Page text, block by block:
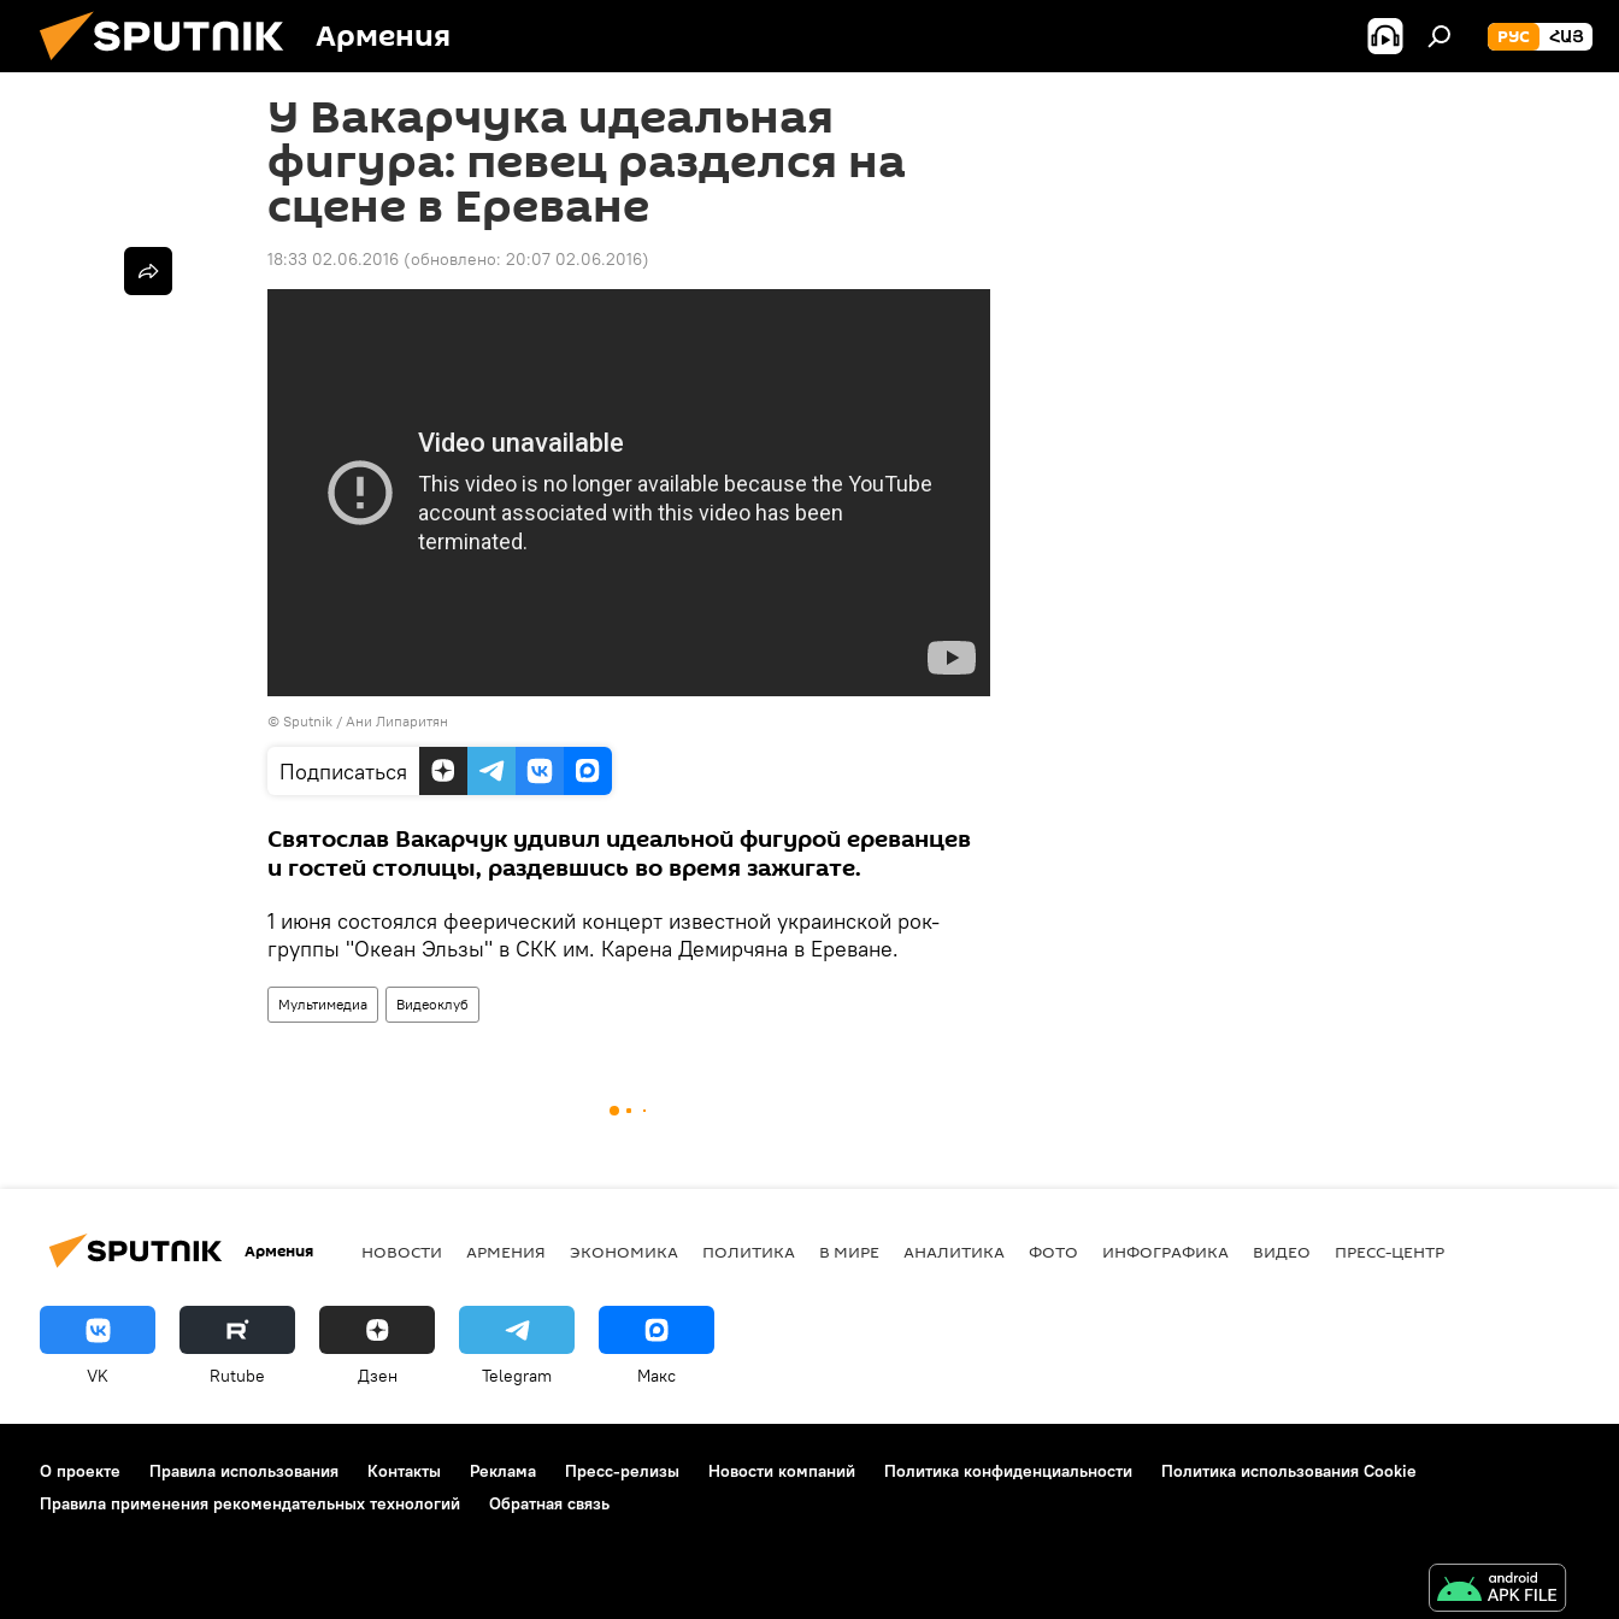
Армения РУС ՀԱՅ
У Вакарчука идеальная
фигура: певец разделся на
сцене в Ереване
18:33 02.06.2016 (обновлено: 20:07 02.06.2016)
© Sputnik / Ани Липаритян
Подписаться
Святослав Вакарчук удивил идеальной фигурой ереванцев
и гостей столицы, раздевшись во время зажигате.
1 июня состоялся феерический концерт известной украинской рок-
группы "Океан Эльзы" в СКК им. Карена Демирчяна в Ереване.
Мультимедиа Видеоклуб
Армения НОВОСТИ АРМЕНИЯ ЭКОНОМИКА ПОЛИТИКА В МИРЕ АНАЛИТИКА ФОТО ИНФОГРАФИКА ВИДЕО ПРЕСС-ЦЕНТР
VK Rutube Дзен Telegram Макс
О проекте Правила использования Контакты Реклама Пресс-релизы Новости компаний Политика конфиденциальности
Политика использования Cookie
Правила применения рекомендательных технологий
Обратная связь